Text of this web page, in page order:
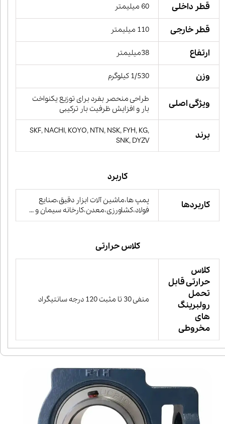
قطر داخلی 60 میلیمتر
قطر خارجی 110 میلیمتر
ارتفاع 38میلیمتر
وزن 1/530 کیلوگرم
ویژگی اصلی
طراحی منحصر بفرد برای توزیع یکنواخت
بار و افزایش ظرفیت بار ترکیبی
برند
SKF, NACHI, KOYO, NTN, NSK, FYH, KG,
SNK, DYZV
کاربرد
کاربردها
پمپ ها،ماشین آلات ابزار دقیق،صنایع
فولاد،کشاورزی،معدن،کارخانه سیمان و ...
کلاس حرارتی
کلاس
حرارتی قابل
تحمل
رولبرینگ
های
مخروطی
منفی 30 تا مثبت 120 درجه سانتیگراد